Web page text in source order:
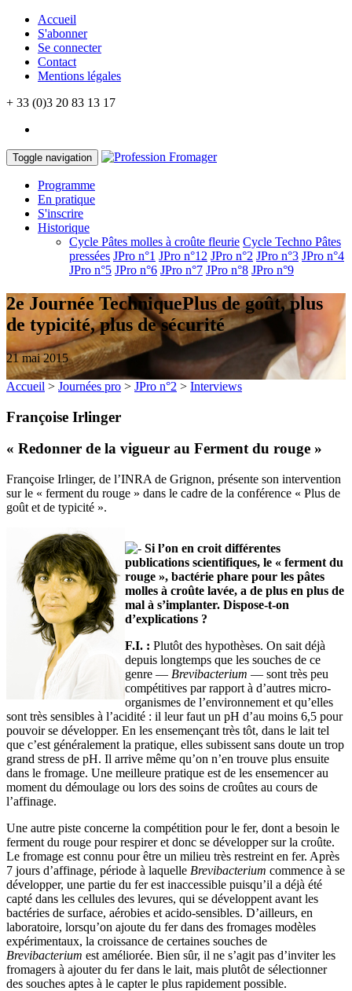
Accueil
S'abonner
Se connecter
Contact
Mentions légales
+ 33 (0)3 20 83 13 17
Toggle navigation
Programme
En pratique
S'inscrire
Historique
Cycle Pâtes molles à croûte fleurie Cycle Techno Pâtes
pressées JPro n°1 JPro n°12 JPro n°2 JPro n°3 JPro n°4
JPro n°5 JPro n°6 JPro n°7 JPro n°8 JPro n°9
2e Journée TechniquePlus de goût, plus
de typicité, plus de sécurité
21 mai 2015
Accueil > Journées pro > JPro n°2 > Interviews
Françoise Irlinger
« Redonner de la vigueur au Ferment du rouge »
Françoise Irlinger, de l’INRA de Grignon, présente son intervention
sur le « ferment du rouge » dans le cadre de la conférence « Plus de
goût et de typicité ».
Si l’on en croit différentes
publications scientifiques, le « ferment du
rouge », bactérie phare pour les pâtes
molles à croûte lavée, a de plus en plus de
mal à s’implanter. Dispose-t-on
d’explications ?
F.I. : Plutôt des hypothèses. On sait déjà
depuis longtemps que les souches de ce
genre — Brevibacterium — sont très peu
compétitives par rapport à d’autres micro-
organismes de l’environnement et qu’elles
sont très sensibles à l’acidité : il leur faut un pH d’au moins 6,5 pour
pouvoir se développer. En les ensemençant très tôt, dans le lait tel
que c’est généralement la pratique, elles subissent sans doute un trop
grand stress de pH. Il arrive même qu’on n’en trouve plus ensuite
dans le fromage. Une meilleure pratique est de les ensemencer au
moment du démoulage ou lors des soins de croûtes au cours de
l’affinage.
Une autre piste concerne la compétition pour le fer, dont a besoin le
ferment du rouge pour respirer et donc se développer sur la croûte.
Le fromage est connu pour être un milieu très restreint en fer. Après
7 jours d’affinage, période à laquelle Brevibacterium commence à se
développer, une partie du fer est inaccessible puisqu’il a déjà été
capté dans les cellules des levures, qui se développent avant les
bactéries de surface, aérobies et acido-sensibles. D’ailleurs, en
laboratoire, lorsqu’on ajoute du fer dans des fromages modèles
expérimentaux, la croissance de certaines souches de
Brevibacterium est améliorée. Bien sûr, il ne s’agit pas d’inviter les
fromagers à ajouter du fer dans le lait, mais plutôt de sélectionner
des souches aptes à le capter le plus rapidement possible.